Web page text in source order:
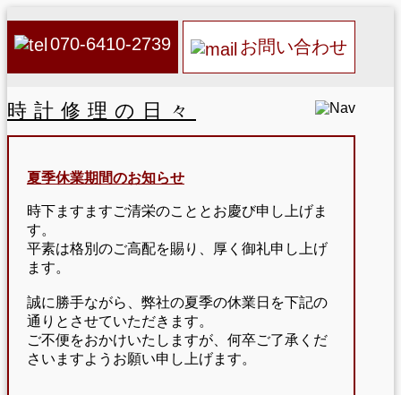
070-6410-2739 お問い合わせ
時計修理の日々
夏季休業期間のお知らせ
時下ますますご清栄のこととお慶び申し上げま
す。
平素は格別のご高配を賜り、厚く御礼申し上げ
ます。
誠に勝手ながら、弊社の夏季の休業日を下記の
通りとさせていただきます。
ご不便をおかけいたしますが、何卒ご了承くだ
さいますようお願い申し上げます。